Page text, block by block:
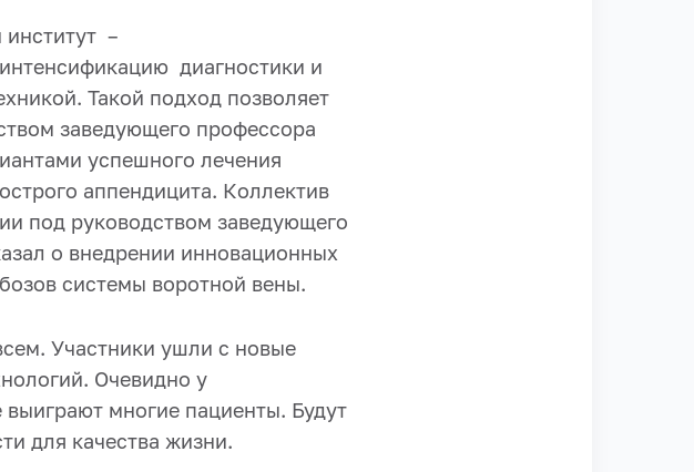
–
диагностики и
Такой подход позволяет
заведующего профессора
успешного лечения
аппендицита. Коллектив
под руководством заведующего
о внедрении инновационных
системы воротной вены.
Участники ушли с новые
Очевидно у
многие пациенты. Будут
для качества жизни.